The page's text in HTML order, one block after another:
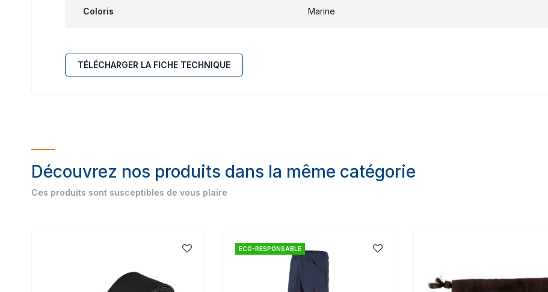
Coloris Marine
TÉLÉCHARGER LA FICHE TECHNIQUE
Découvrez nos produits dans la même catégorie
Ces produits sont susceptibles de vous plaire
ECO-RESPONSABLE